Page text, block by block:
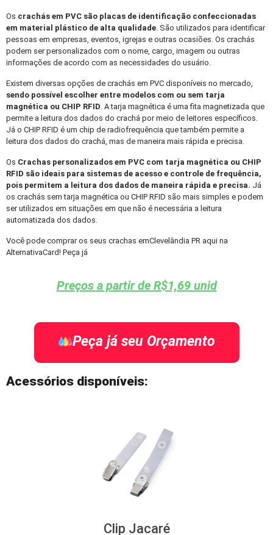
Os crachás em PVC são placas de identificação confeccionadas
em material plástico de alta qualidade. São utilizados para identificar
pessoas em empresas, eventos, igrejas e outras ocasiões. Os crachás
podem ser personalizados com o nome, cargo, imagem ou outras
informações de acordo com as necessidades do usuário.
Existem diversas opções de crachás em PVC disponíveis no mercado,
sendo possível escolher entre modelos com ou sem tarja
magnética ou CHIP RFID. A tarja magnética é uma fita magnetizada que
permite a leitura dos dados do crachá por meio de leitores específicos.
Já o CHIP RFID é um chip de radiofrequência que também permite a
leitura dos dados do crachá, mas de maneira mais rápida e precisa.
Os Crachas personalizados em PVC com tarja magnética ou CHIP
RFID são ideais para sistemas de acesso e controle de frequência,
pois permitem a leitura dos dados de maneira rápida e precisa. Já
os crachás sem tarja magnética ou CHIP RFID são mais simples e podem
ser utilizados em situações em que não é necessária a leitura
automatizada dos dados.
Você pode comprar os seus crachas emClevelândia PR aqui na
AlternativaCard! Peça já
Preços a partir de R$1,69 unid
Peça já seu Orçamento
Acessórios disponíveis:
Clip Jacaré